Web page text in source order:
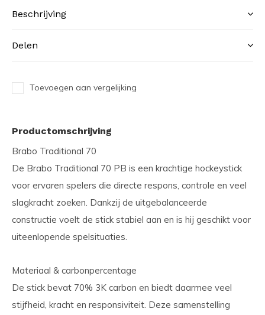
Beschrijving
Delen
Toevoegen aan vergelijking
Productomschrijving
Brabo Traditional 70
De Brabo Traditional 70 PB is een krachtige hockeystick
voor ervaren spelers die directe respons, controle en veel
slagkracht zoeken. Dankzij de uitgebalanceerde
constructie voelt de stick stabiel aan en is hij geschikt voor
uiteenlopende spelsituaties.
Materiaal & carbonpercentage
De stick bevat 70% 3K carbon en biedt daarmee veel
stijfheid, kracht en responsiviteit. Deze samenstelling